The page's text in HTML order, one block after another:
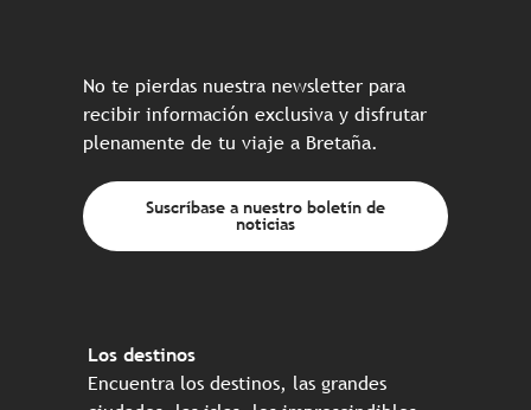
No te pierdas nuestra newsletter para
recibir información exclusiva y disfrutar
plenamente de tu viaje a Bretaña.
Suscríbase a nuestro boletín de
noticias
Los destinos
Encuentra los destinos, las grandes